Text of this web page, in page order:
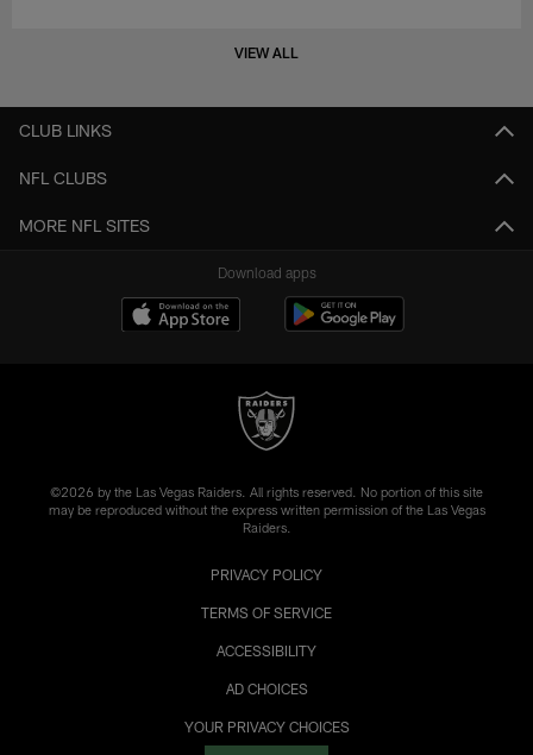
VIEW ALL
CLUB LINKS
NFL CLUBS
MORE NFL SITES
Download apps
©2026 by the Las Vegas Raiders. All rights reserved. No portion of this site
may be reproduced without the express written permission of the Las Vegas
Raiders.
PRIVACY POLICY
TERMS OF SERVICE
ACCESSIBILITY
AD CHOICES
YOUR PRIVACY CHOICES